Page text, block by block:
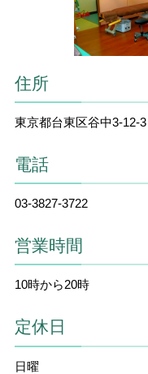
住所
東京都台東区谷中3-12-3
電話
03-3827-3722
営業時間
10時から20時
定休日
日曜